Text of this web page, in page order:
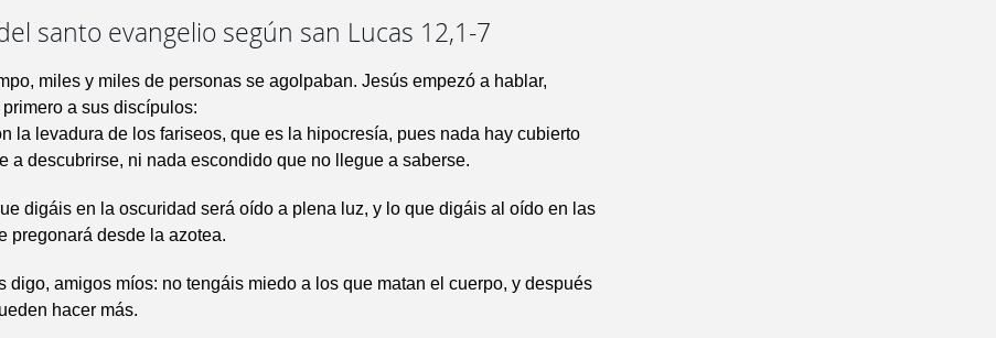
santo evangelio según san Lucas 12,1-7
miles y miles de personas se agolpaban. Jesús empezó a hablar,
a sus discípulos:
la levadura de los fariseos, que es la hipocresía, pues nada hay cubierto
a descubrirse, ni nada escondido que no llegue a saberse.
digáis en la oscuridad será oído a plena luz, y lo que digáis al oído en las
pregonará desde la azotea.
digo, amigos míos: no tengáis miedo a los que matan el cuerpo, y después
hacer más.